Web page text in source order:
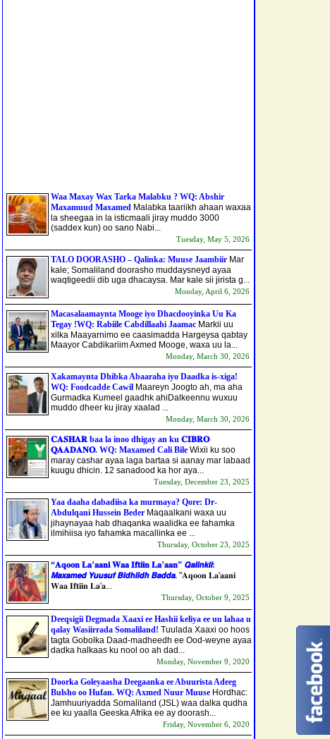
Waa Maxay Wax Tarka Malabku ? WQ: Abshir
Maxamuud Maxamed Malabka taariikh ahaan waxaa
la sheegaa in la isticmaali jiray muddo 3000
(saddex kun) oo sano Nabi...
Tuesday, May 5, 2026
TALO DOORASHO – Qalinka: Muuse Jaambiir Mar
kale; Somaliland doorasho muddaysneyd ayaa
waqtigeedii dib uga dhacaysa. Mar kale sii jirista g...
Monday, April 6, 2026
Macasalaamaynta Mooge iyo Dhacdooyinka Uu Ka
Tegay !WQ: Rabiile Cabdillaahi Jaamac Markii uu
xilka Maayarnimo ee caasimadda Hargeysa qabtay
Maayor Cabdikariim Axmed Mooge, waxa uu la...
Monday, March 30, 2026
Xakamaynta Dhibka Abaaraha iyo Daadka is-xiga!
WQ: Foodcadde Cawil Maareyn Joogto ah, ma aha
Gurmadka Kumeel gaadhk ahi​Dalkeennu wuxuu
muddo dheer ku jiray xaalad ...
Monday, March 30, 2026
𝐂𝐀𝐒𝐇𝐀𝐑 baa la inoo dhigay an ku 𝐂𝐈𝐁𝐑𝐎
𝐐𝐀𝐀𝐃𝐀𝐍𝐎. WQ: Maxamed Cali Bile Wixii ku soo
maray cashar ayaa laga bartaa si aanay mar labaad
kuugu dhicin. 12 sanadood ka hor aya...
Tuesday, December 23, 2025
Yaa daaha dabadiisa ka murmaya? Qore: Dr-
Abdulqani Hussein Beder Maqaalkani waxa uu
jihaynayaa hab dhaqanka waalidka ee fahamka
ilmihiisa iyo fahamka macallinka ee ...
Thursday, October 23, 2025
“𝐀𝐪𝐨𝐨𝐧 𝐋𝐚’𝐚𝐚𝐧𝐢 𝐖𝐚𝐚 𝐈𝐟𝐭𝐢𝐢𝐧 𝐋𝐚’𝐚𝐚𝐧” 𝙌𝙖𝙡𝙞𝙣𝙠𝙞𝙞:
𝙈𝙖𝙭𝙖𝙢𝙚𝙙 𝙔𝙪𝙪𝙨𝙪𝙛 𝘽𝙞𝙙𝙝𝙞𝙞𝙙𝙝 𝘽𝙖𝙙𝙙𝙖. "𝐀𝐪𝐨𝐨𝐧 𝐋𝐚'𝐚𝐚𝐧𝐢
𝐖𝐚𝐚 𝐈𝐟𝐭𝐢𝐢𝐧 𝐋𝐚'𝐚...
Thursday, October 9, 2025
Deeqsigii Degmada Xaaxi ee Hashii keliya ee uu lahaa u
qalay Wasiirrada Somaliland! Tuulada Xaaxi oo hoos
tagta Gobolka Daad-madheedh ee Ood-weyne ayaa
dadka halkaas ku nool oo ah dad...
Monday, November 9, 2020
Doorka Goleyaasha Deegaanka ee Abuurista Adeeg
Bulsho oo Hufan. WQ: Axmed Nuur Muuse Hordhac:
Jamhuuriyadda Somaliland (JSL) waa dalka qudha
ee ku yaalla Geeska Afrika ee ay doorash...
Friday, November 6, 2020